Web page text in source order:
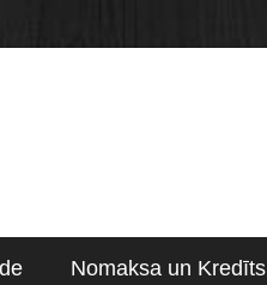
Nomaksa un Kredīts